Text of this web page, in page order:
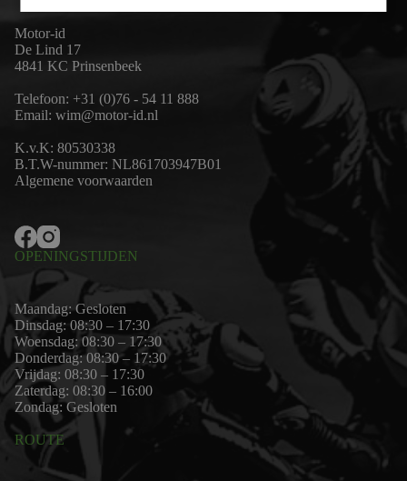
Motor-id
De Lind 17
4841 KC Prinsenbeek
Telefoon: +31 (0)76 - 54 11 888
Email: wim@motor-id.nl
K.v.K: 80530338
B.T.W-nummer: NL861703947B01
Algemene voorwaarden
OPENINGSTIJDEN
Maandag: Gesloten
Dinsdag: 08:30 – 17:30
Woensdag: 08:30 – 17:30
Donderdag: 08:30 – 17:30
Vrijdag: 08:30 – 17:30
Zaterdag: 08:30 – 16:00
Zondag: Gesloten
ROUTE